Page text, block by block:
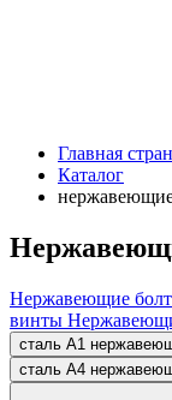
Главная
Каталог
Нержавеющие
винты
сталь A1
сталь A4